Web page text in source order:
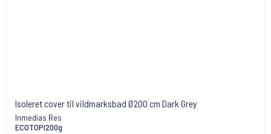
Isoleret cover til vildmarksbad Ø200 cm Dark Grey
Inmedias Res
ECOTOPI200g